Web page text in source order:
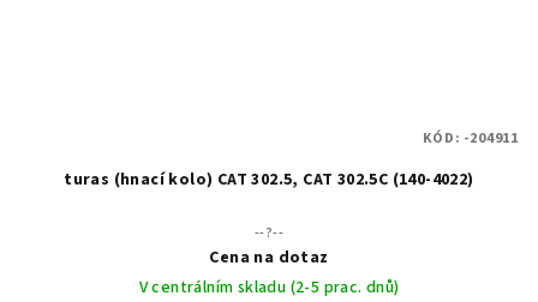
turas (hnací kolo) CAT 302.5, CAT 302.5C (140-4022)
--?--
Cena na dotaz
V centrálním skladu (2-5 prac. dnů)
KÓD: -204911